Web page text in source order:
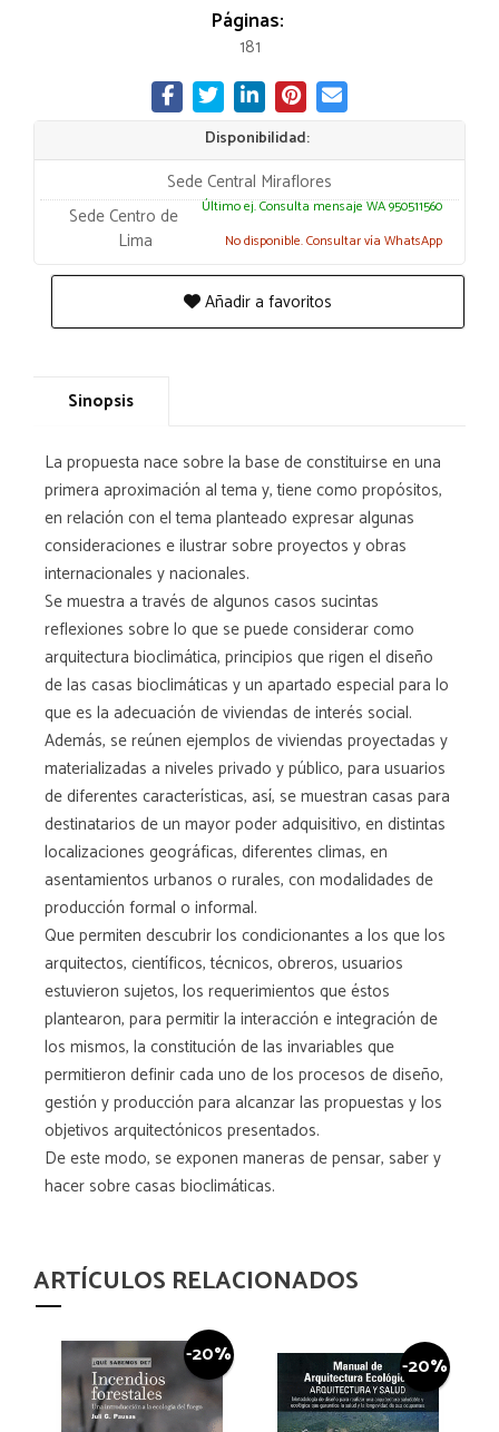
Páginas:
181
Disponibilidad:
Sede Central Miraflores
Último ej. Consulta mensaje WA 950511560
Sede Centro de
Lima
No disponible. Consultar vía WhatsApp
Añadir a favoritos
Sinopsis
La propuesta nace sobre la base de constituirse en una
primera aproximación al tema y, tiene como propósitos,
en relación con el tema planteado expresar algunas
consideraciones e ilustrar sobre proyectos y obras
internacionales y nacionales.
Se muestra a través de algunos casos sucintas
reflexiones sobre lo que se puede considerar como
arquitectura bioclimática, principios que rigen el diseño
de las casas bioclimáticas y un apartado especial para lo
que es la adecuación de viviendas de interés social.
Además, se reúnen ejemplos de viviendas proyectadas y
materializadas a niveles privado y público, para usuarios
de diferentes características, así, se muestran casas para
destinatarios de un mayor poder adquisitivo, en distintas
localizaciones geográficas, diferentes climas, en
asentamientos urbanos o rurales, con modalidades de
producción formal o informal.
Que permiten descubrir los condicionantes a los que los
arquitectos, científicos, técnicos, obreros, usuarios
estuvieron sujetos, los requerimientos que éstos
plantearon, para permitir la interacción e integración de
los mismos, la constitución de las invariables que
permitieron definir cada uno de los procesos de diseño,
gestión y producción para alcanzar las propuestas y los
objetivos arquitectónicos presentados.
De este modo, se exponen maneras de pensar, saber y
hacer sobre casas bioclimáticas.
ARTÍCULOS RELACIONADOS
-20% -20%